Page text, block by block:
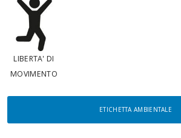
LIBERTA' DI
MOVIMENTO
ETICHETTA AMBIENTALE